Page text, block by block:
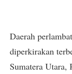
Daerah
diperkirakan
Sumatera Utara,